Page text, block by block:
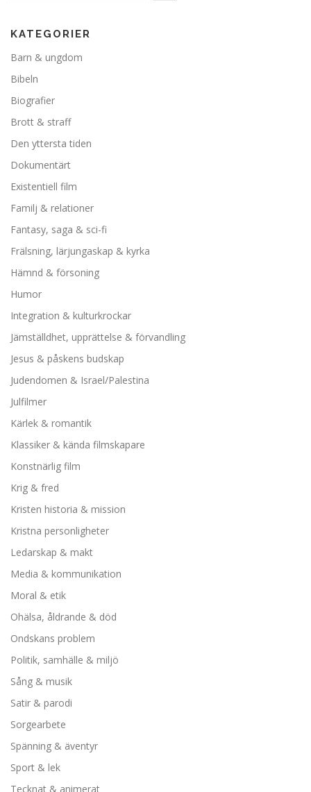
KATEGORIER
Barn & ungdom
Bibeln
Biografier
Brott & straff
Den yttersta tiden
Dokumentärt
Existentiell film
Familj & relationer
Fantasy, saga & sci-fi
Frälsning, lärjungaskap & kyrka
Hämnd & försoning
Humor
Integration & kulturkrockar
Jämställdhet, upprättelse & förvandling
Jesus & påskens budskap
Judendomen & Israel/Palestina
Julfilmer
Kärlek & romantik
Klassiker & kända filmskapare
Konstnärlig film
Krig & fred
Kristen historia & mission
Kristna personligheter
Ledarskap & makt
Media & kommunikation
Moral & etik
Ohälsa, åldrande & död
Ondskans problem
Politik, samhälle & miljö
Sång & musik
Satir & parodi
Sorgearbete
Spänning & äventyr
Sport & lek
Tecknat & animerat